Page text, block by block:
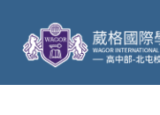
葳
格